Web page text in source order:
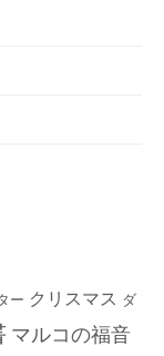
ー クリスマス ダ
マルコの福音